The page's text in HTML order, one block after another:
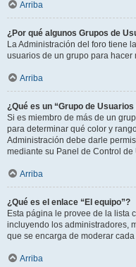
Arriba
¿Por qué algunos Grupos de
La Administración del foro tiene
usuarios de un grupo para hacer
Arriba
¿Qué es un “Grupo de
Si es miembro de más de un
para determinar qué color y
Administración debe darle
mediante su Panel de Control de
Arriba
¿Qué es el enlace “El equipo”?
Esta página le provee de la lista
incluyendo los administradores,
que se encarga de moderar
Arriba